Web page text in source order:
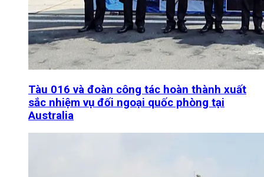
Tàu 016 và đoàn công tác hoàn thành xuất
sắc nhiệm vụ đối ngoại quốc phòng tại
Australia